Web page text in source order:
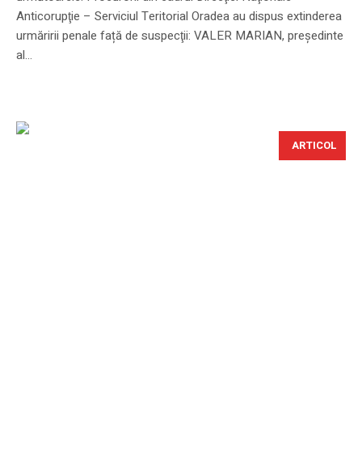
Anticorupţie – Serviciul Teritorial Oradea au dispus extinderea
urmăririi penale față de suspecţii: VALER MARIAN, președinte
al...
ARTICOL